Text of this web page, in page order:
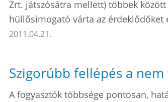
Zrt. játszósátra mellett) többek
hüllősimogató várta az érdeklődőket
2011.04.21.
Szigorúbb fellépés a
A fogyasztók többsége pontosan,